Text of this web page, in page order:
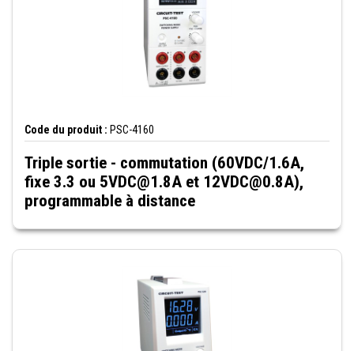
Code du produit : PSC-4160
Triple sortie - commutation (60VDC/1.6A,
fixe 3.3 ou 5VDC@1.8A et 12VDC@0.8A),
programmable à distance